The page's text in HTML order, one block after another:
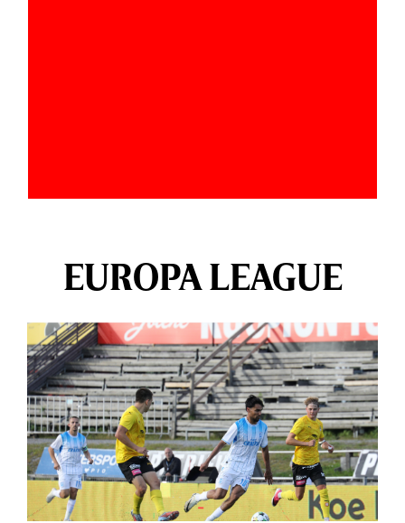
EUROPA LEAGUE